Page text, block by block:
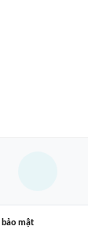
bảo mật